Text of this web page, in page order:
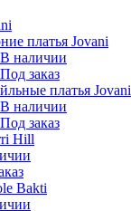
платья Jovani
В наличии
Под заказ
платья Jovani
В наличии
Под заказ
Hill
Bakti